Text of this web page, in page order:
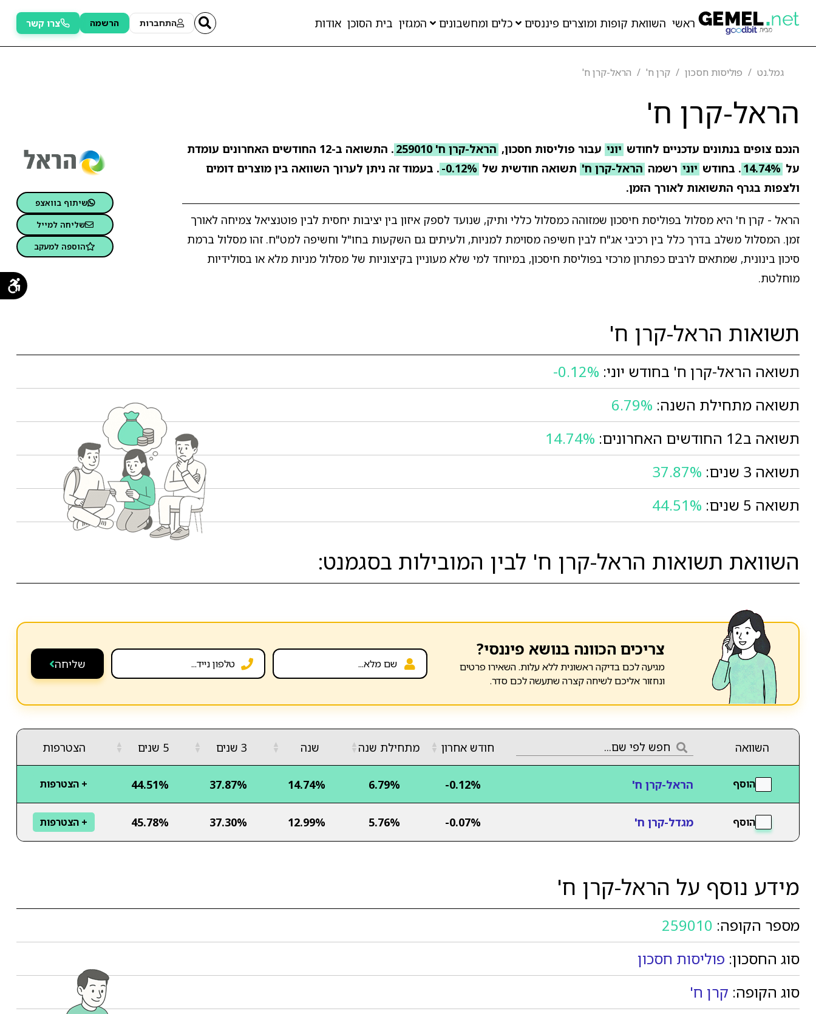
ראשי השוואת קופות ומוצרים פיננסים כלים ומחשבונים המגזין בית הסוכן אודות התחברות הרשמה צרו קשר
גמל.נט פוליסות חסכון קרן ח' הראל-קרן ח'
הראל-קרן ח'
הנכם צופים בנתונים עדכניים לחודש יוני עבור פוליסות חסכון, הראל-קרן ח' 259010
. התשואה ב-12 החודשים האחרונים עומדת
על 14.74% . בחודש יוני רשמה הראל-קרן ח' תשואה חודשית של -0.12% . בעמוד זה ניתן לערוך השוואה בין מוצרים דומים
ולצפות בגרף התשואות לאורך הזמן.
הראל - קרן ח' היא מסלול בפוליסת חיסכון שמזוהה כמסלול כללי ותיק, שנועד לספק איזון בין יציבות יחסית לבין פוטנציאל צמיחה לאורך
זמן. המסלול משלב בדרך כלל בין רכיבי אג"ח לבין חשיפה מסוימת למניות, ולעיתים גם השקעות בחו"ל וחשיפה למט"ח. זהו מסלול ברמת
סיכון בינונית, שמתאים לרבים כפתרון מרכזי בפוליסת חיסכון, במיוחד למי שלא מעוניין בקיצוניות של מסלול מניות מלא או בסולידיות
מוחלטת.
שיתוף בוואצפ
שליחה למייל
הוספה למעקב
תשואות הראל-קרן ח'
תשואה הראל-קרן ח' בחודש יוני: -0.12%
תשואה מתחילת השנה: 6.79%
תשואה ב12 החודשים האחרונים:
14.74%
תשואה 3 שנים:
37.87%
תשואה 5 שנים:
44.51%
השוואת תשואות הראל-קרן ח' לבין המובילות בסגמנט:
צריכים הכוונה בנושא פיננסי?
מגיעה לכם בדיקה ראשונית ללא עלות. השאירו פרטים
ונחזור אליכם לשיחה קצרה שתעשה לכם סדר.
שליחה
השוואה חודש אחרון ▲
▼ מתחילת שנה▲
▼ שנה ▲
▼ 3 שנים ▲
▼ 5 שנים ▲
▼ הצטרפות
הוסף הראל-קרן ח' -0.12%
6.79%
14.74%
37.87%
44.51% + הצטרפות
הוסף מגדל-קרן ח' -0.07%
5.76%
12.99%
37.30%
45.78% + הצטרפות
מידע נוסף על הראל-קרן ח'
מספר הקופה: 259010
סוג החסכון: פוליסות חסכון
סוג הקופה: קרן ח'